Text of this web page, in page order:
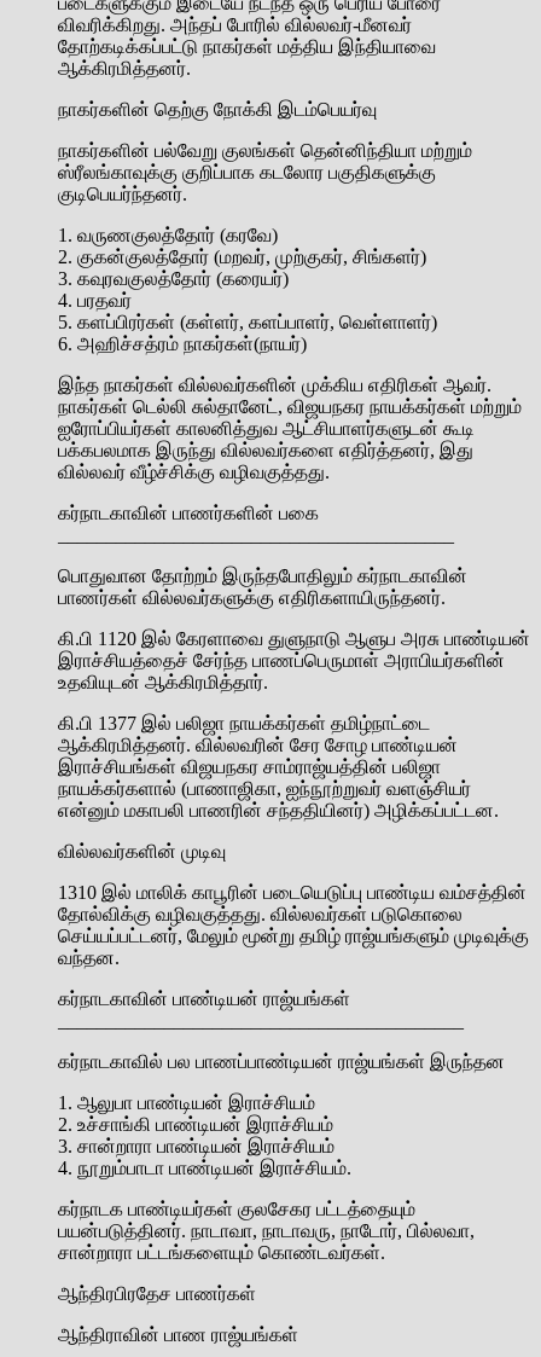
விவரிக்கிறது. அந்தப் போரில் வில்லவர்-மீனவர்
தோற்கடிக்கப்பட்டு நாகர்கள் மத்திய இந்தியாவை
ஆக்கிரமித்தனர்.
நாகர்களின் தெற்கு நோக்கி இடம்பெயர்வு
நாகர்களின் பல்வேறு குலங்கள் தென்னிந்தியா மற்றும்
ஸ்ரீலங்காவுக்கு குறிப்பாக கடலோர பகுதிகளுக்கு
குடிபெயர்ந்தனர்.
1. வருணகுலத்தோர் (கரவே)
2. குகன்குலத்தோர் (மறவர், முற்குகர், சிங்களர்)
3. கவுரவகுலத்தோர் (கரையர்)
4. பரதவர்
5. களப்பிரர்கள் (கள்ளர், களப்பாளர், வெள்ளாளர்)
6. அஹிச்சத்ரம் நாகர்கள்(நாயர்)
இந்த நாகர்கள் வில்லவர்களின் முக்கிய எதிரிகள் ஆவர்.
நாகர்கள் டெல்லி சுல்தானேட், விஜயநகர நாயக்கர்கள் மற்றும்
ஐரோப்பியர்கள் காலனித்துவ ஆட்சியாளர்களுடன் கூடி
பக்கபலமாக இருந்து வில்லவர்களை எதிர்த்தனர், இது
வில்லவர் வீழ்ச்சிக்கு வழிவகுத்தது.
கர்நாடகாவின் பாணர்களின் பகை
பொதுவான தோற்றம் இருந்தபோதிலும் கர்நாடகாவின்
பாணர்கள் வில்லவர்களுக்கு எதிரிகளாயிருந்தனர்.
கி.பி 1120 இல் கேரளாவை துளுநாடு ஆளுப அரசு பாண்டியன்
இராச்சியத்தைச் சேர்ந்த பாணப்பெருமாள் அராபியர்களின்
உதவியுடன் ஆக்கிரமித்தார்.
கி.பி 1377 இல் பலிஜா நாயக்கர்கள் தமிழ்நாட்டை
ஆக்கிரமித்தனர். வில்லவரின் சேர சோழ பாண்டியன்
இராச்சியங்கள் விஜயநகர சாம்ராஜ்யத்தின் பலிஜா
நாயக்கர்களால் (பாணாஜிகா, ஐந்நூற்றுவர் வளஞ்சியர்
என்னும் மகாபலி பாணரின் சந்ததியினர்) அழிக்கப்பட்டன.
வில்லவர்களின் முடிவு
1310 இல் மாலிக் காபூரின் படையெடுப்பு பாண்டிய வம்சத்தின்
தோல்விக்கு வழிவகுத்தது. வில்லவர்கள் படுகொலை
செய்யப்பட்டனர், மேலும் மூன்று தமிழ் ராஜ்யங்களும் முடிவுக்கு
வந்தன.
கர்நாடகாவின் பாண்டியன் ராஜ்யங்கள்
கர்நாடகாவில் பல பாணப்பாண்டியன் ராஜ்யங்கள் இருந்தன
1. ஆலுபா பாண்டியன் இராச்சியம்
2. உச்சாங்கி பாண்டியன் இராச்சியம்
3. சான்றாரா பாண்டியன் இராச்சியம்
4. நூறும்பாடா பாண்டியன் இராச்சியம்.
கர்நாடக பாண்டியர்கள் குலசேகர பட்டத்தையும்
பயன்படுத்தினர். நாடாவா, நாடாவரு, நாடோர், பில்லவா,
சான்றாரா பட்டங்களையும் கொண்டவர்கள்.
ஆந்திரபிரதேச பாணர்கள்
ஆந்திராவின் பாண ராஜ்யங்கள்